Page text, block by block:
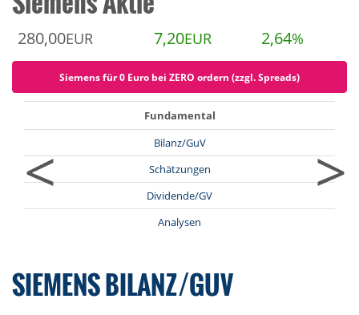
280,00EUR 7,20EUR 2,64%
Siemens für 0 Euro bei ZERO ordern (zzgl. Spreads)
<
Fundamental
Bilanz/GuV
Schätzungen
Dividende/GV
Analysen
>
SIEMENS BILANZ/GUV